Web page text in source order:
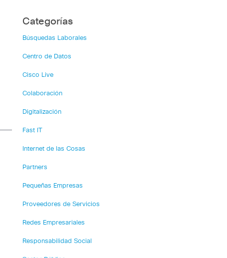
Categorías
Búsquedas Laborales
Centro de Datos
Cisco Live
Colaboración
Digitalización
Fast IT
Internet de las Cosas
Partners
Pequeñas Empresas
Proveedores de Servicios
Redes Empresariales
Responsabilidad Social